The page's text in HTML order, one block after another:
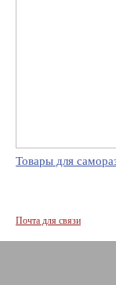
Товары для
Почта для связи